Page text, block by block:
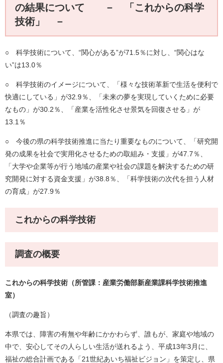
の結果について － 「これからの科学
技術」 －
○ 科学技術について、“関心がある”が71.5％に対し、“関心はな
い”は13.0％
○ 科学技術のイメージについて、「様々な技術革新で生活を便利で
快適にしている」が32.9％、「未来の夢を実現していくために必要
なもの」が30.2％、「産業を活性化させ景気を回復させる」が
13.1％
○ 今後の県の科学技術推進に当たり重要なものについて、「研究開
発の成果を社会で実用化させるための取組み・支援」が47.7％、
「大学や企業等が行う地域の産業や社会の課題を解決するための研
究開発に対する資金支援」が38.8％、「科学技術の次代を担う人材
の育成」が27.9％
これからの科学技術
調査の概要
これからの科学技術（所管課：産業労働部新産業課科学技術推進
室）
（調査の趣旨）
本県では、障害の有無や年齢にかかわらず、誰もが、家庭や地域の
中で、安心してその人らしい生活が送れるよう、平成13年3月に、
福祉の総合計画である「21世紀あいち福祉ビジョン」を策定し、県